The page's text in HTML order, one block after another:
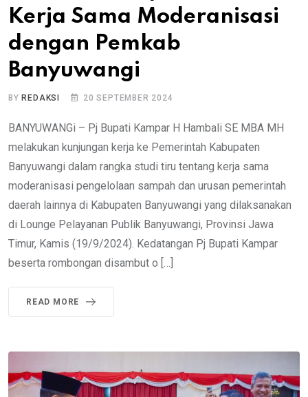
Kerja Sama Moderanisasi
dengan Pemkab
Banyuwangi
BYREDAKSI 20 SEPTEMBER 2024
BANYUWANGi – Pj Bupati Kampar H Hambali SE MBA MH
melakukan kunjungan kerja ke Pemerintah Kabupaten
Banyuwangi dalam rangka studi tiru tentang kerja sama
moderanisasi pengelolaan sampah dan urusan pemerintah
daerah lainnya di Kabupaten Banyuwangi yang dilaksanakan
di Lounge Pelayanan Publik Banyuwangi, Provinsi Jawa
Timur, Kamis (19/9/2024). Kedatangan Pj Bupati Kampar
beserta rombongan disambut o […]
READ MORE